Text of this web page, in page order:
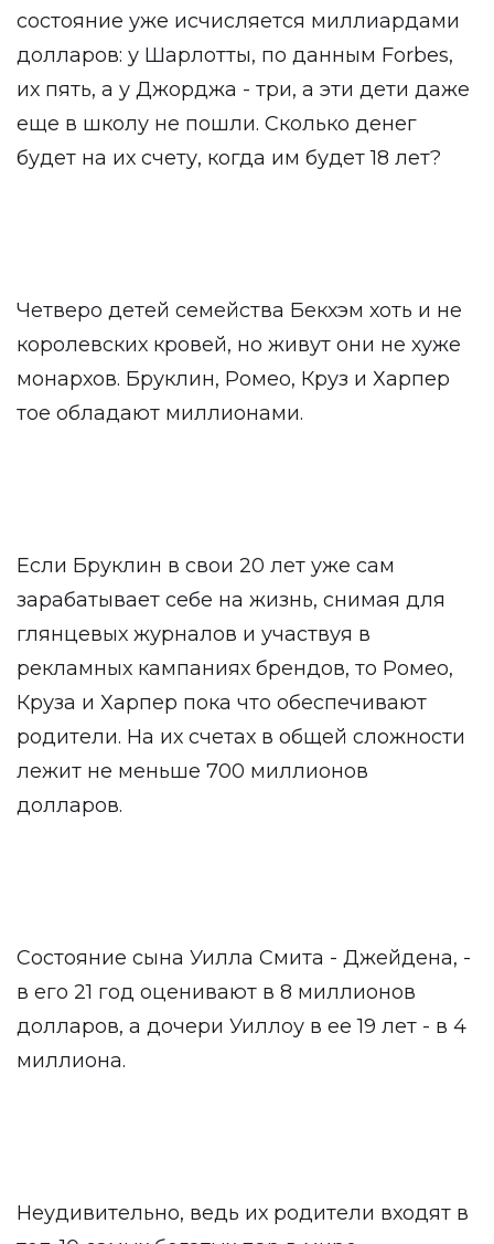
состояние уже исчисляется миллиардами
долларов: у Шарлотты, по данным Forbes,
их пять, а у Джорджа - три, а эти дети даже
еще в школу не пошли. Сколько денег
будет на их счету, когда им будет 18 лет?
Четверо детей семейства Бекхэм хоть и не
королевских кровей, но живут они не хуже
монархов. Бруклин, Ромео, Круз и Харпер
тое обладают миллионами.
Если Бруклин в свои 20 лет уже сам
зарабатывает себе на жизнь, снимая для
глянцевых журналов и участвуя в
рекламных кампаниях брендов, то Ромео,
Круза и Харпер пока что обеспечивают
родители. На их счетах в общей сложности
лежит не меньше 700 миллионов
долларов.
Состояние сына Уилла Смита - Джейдена, -
в его 21 год оценивают в 8 миллионов
долларов, а дочери Уиллоу в ее 19 лет - в 4
миллиона.
Неудивительно, ведь их родители входят в